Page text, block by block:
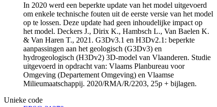
In 2020 werd een beperkte update van het model uitgevoerd
om enkele technische fouten uit de eerste versie van het model
op te lossen. Deze update had geen inhoudelijke impact op
het model. Deckers J., Dirix K., Hambsch L., Van Baelen K.
& Van Haren T., 2021. G3Dv3.1 en H3Dv2.1: beperkte
aanpassingen aan het geologisch (G3Dv3) en
hydrogeologisch (H3Dv2) 3D-model van Vlaanderen. Studie
uitgevoerd in opdracht van: Vlaams Planbureau voor
Omgeving (Departement Omgeving) en Vlaamse
Milieumaatschappij. 2020/RMA/R/2203, 25p + bijlagen.
Unieke code